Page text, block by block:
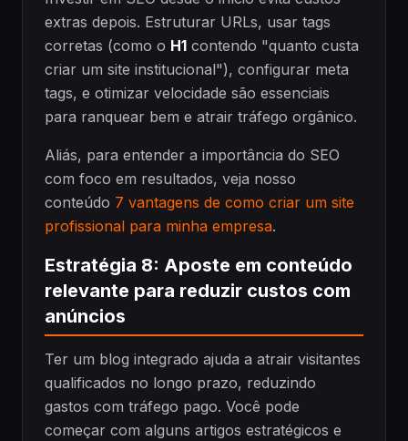
extras depois. Estruturar URLs, usar tags
corretas (como o H1 contendo "quanto custa
criar um site institucional"), configurar meta
tags, e otimizar velocidade são essenciais
para ranquear bem e atrair tráfego orgânico.
Aliás, para entender a importância do SEO
com foco em resultados, veja nosso
conteúdo 7 vantagens de como criar um site
profissional para minha empresa.
Estratégia 8: Aposte em conteúdo
relevante para reduzir custos com
anúncios
Ter um blog integrado ajuda a atrair visitantes
qualificados no longo prazo, reduzindo
gastos com tráfego pago. Você pode
começar com alguns artigos estratégicos e